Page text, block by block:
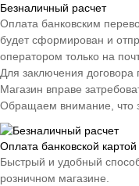
Безналичный расчет
Оплата банковским
будет сформирован и
оператором только на
Для заключения договора
Магазин вправе
Обращаем внимание, что
Оплата банковской картой
Быстрый и удобный
розничном магазине.